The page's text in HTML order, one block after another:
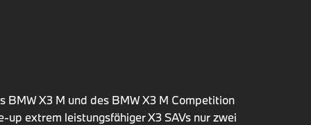
X3 M und des BMW X3 M Competition
up extrem leistungsfähiger X3 SAVs nur zwei